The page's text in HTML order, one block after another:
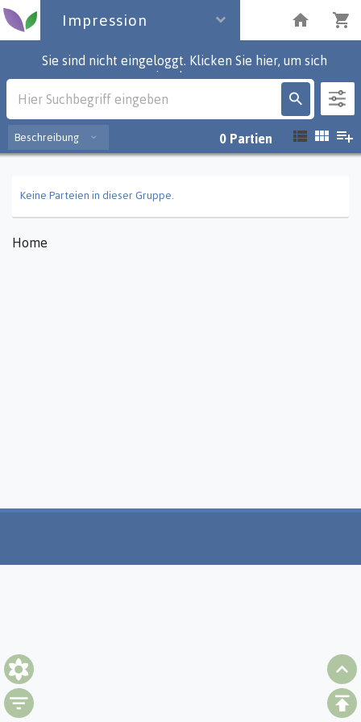
Impression
Sie sind nicht eingeloggt. Klicken Sie hier, um sich
einzuloggen.
Impression
Beschreibung 0 Partien
Keine Parteien in dieser Gruppe.
Home